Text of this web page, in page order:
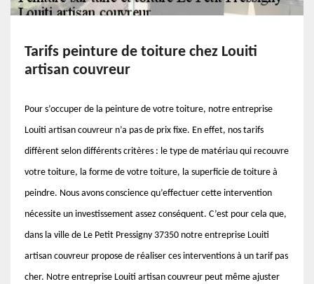
Tarifs peinture de toiture chez Louiti
artisan couvreur
Pour s’occuper de la peinture de votre toiture, notre entreprise
Louiti artisan couvreur n’a pas de prix fixe. En effet, nos tarifs
diffèrent selon différents critères : le type de matériau qui recouvre
votre toiture, la forme de votre toiture, la superficie de toiture à
peindre. Nous avons conscience qu’effectuer cette intervention
nécessite un investissement assez conséquent. C’est pour cela que,
dans la ville de Le Petit Pressigny 37350 notre entreprise Louiti
artisan couvreur propose de réaliser ces interventions à un tarif pas
cher. Notre entreprise Louiti artisan couvreur peut même ajuster